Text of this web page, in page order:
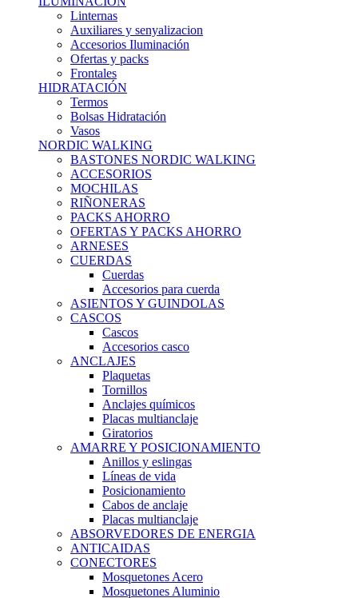
Linternas
Auxiliares y senyalizacion
Accesorios Iluminación
Ofertas y packs
Frontales
HIDRATACIÓN
Termos
Bolsas Hidratación
Vasos
NORDIC WALKING
BASTONES NORDIC WALKING
ACCESORIOS
MOCHILAS
RIÑONERAS
PACKS AHORRO
OFERTAS Y PACKS AHORRO
ARNESES
CUERDAS
Cuerdas
Accesorios para cuerda
ASIENTOS Y GUINDOLAS
CASCOS
Cascos
Accesorios casco
ANCLAJES
Plaquetas
Tornillos
Anclajes químicos
Placas multianclaje
Giratorios
AMARRE Y POSICIONAMIENTO
Anillos y eslingas
Líneas de vida
Posicionamiento
Cabos de anclaje
Placas multianclaje
ABSORVEDORES DE ENERGIA
ANTICAIDAS
CONECTORES
Mosquetones Acero
Mosquetones Aluminio